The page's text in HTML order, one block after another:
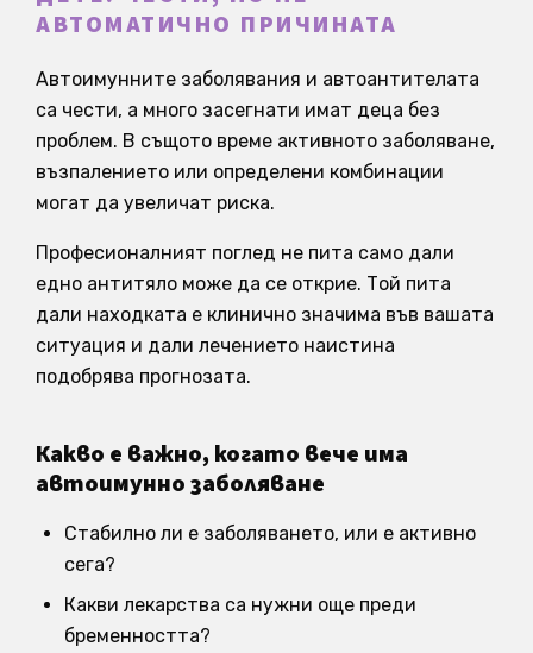
АВТОМАТИЧНО ПРИЧИНАТА
Автоимунните заболявания и автоантителата
са чести, а много засегнати имат деца без
проблем. В същото време активното заболяване,
възпалението или определени комбинации
могат да увеличат риска.
Професионалният поглед не пита само дали
едно антитяло може да се открие. Той пита
дали находката е клинично значима във вашата
ситуация и дали лечението наистина
подобрява прогнозата.
Какво е важно, когато вече има
автоимунно заболяване
Стабилно ли е заболяването, или е активно
сега?
Какви лекарства са нужни още преди
бременността?